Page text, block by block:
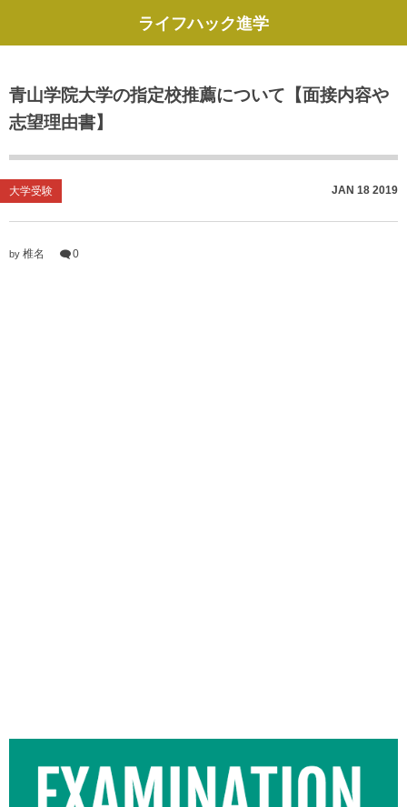
ライフハック進学
青山学院大学の指定校推薦について【面接内容や
志望理由書】
大学受験 JAN 18 2019
by 椎名 0